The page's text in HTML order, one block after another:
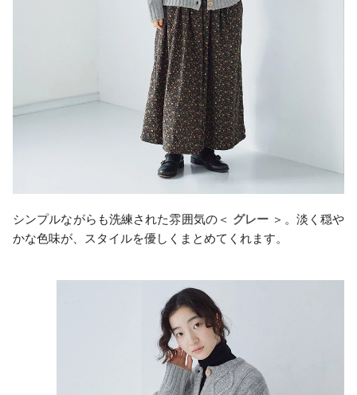
シンプルながらも洗練された雰囲気の＜ グレー ＞。淡く穏や
かな色味が、スタイルを優しくまとめてくれます。